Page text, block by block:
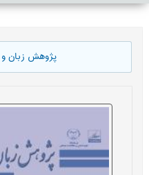
پژوهش زبان و